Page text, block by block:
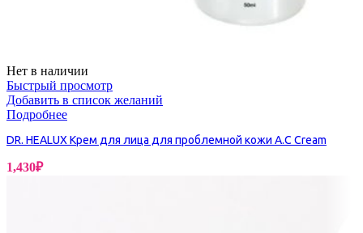
Нет в наличии
Быстрый просмотр
Добавить в список желаний
Подробнее
DR. HEALUX Крем для лица для проблемной кожи A.C Cream
1,430₽